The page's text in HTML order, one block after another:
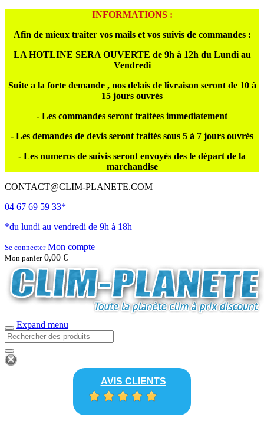
INFORMATIONS :
Afin de mieux traiter vos mails et vos suivis de commandes :
LA HOTLINE SERA OUVERTE de 9h à 12h du Lundi au
Vendredi
Suite a la forte demande , nos delais de livraison seront de 10 à
15 jours ouvrés
- Les commandes seront traitées immediatement
- Les demandes de devis seront traités sous 5 à 7 jours ouvrés
- Les numeros de suivis seront envoyés des le départ de la
marchandise
CONTACT@CLIM-PLANETE.COM
04 67 69 59 33*
*du lundi au vendredi de 9h à 18h
Se connecterMon compte
Mon panier 0,00 €
Expand menu
AVIS CLIENTS